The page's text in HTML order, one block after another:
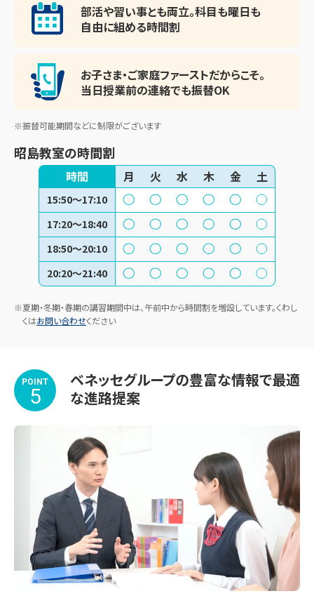
部活や習い事とも両立。科目も曜日も
自由に組める時間割
お子さま・ご家庭ファーストだからこそ。
当日授業前の連絡でも振替OK
※振替可能期間などに制限がございます
昭島教室の時間割
時間 月 火 水 木 金 土
15:50～17:10
17:20～18:40
18:50～20:10
20:20～21:40
※夏期・冬期・春期の講習期間中は、午前中から時間割を増設しています。くわし
くはお問い合わせください
POINT
5
ベネッセグループの豊富な情報で最適
な進路提案